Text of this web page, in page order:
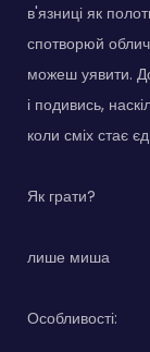
в'язниці як
спотворюй
можеш уявити.
і подивись,
коли сміх стає
Як грати?
лише миша
Особливості: